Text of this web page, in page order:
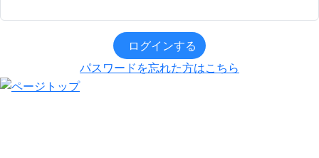
ログインする
パスワードを忘れた方はこちら